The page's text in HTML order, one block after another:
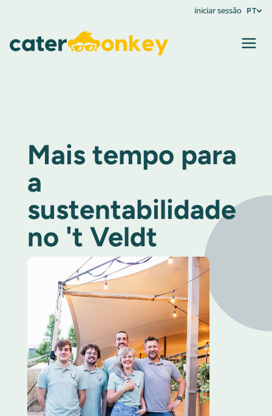
iniciar sessão PT
Mais tempo para
a
sustentabilidade
no 't Veldt